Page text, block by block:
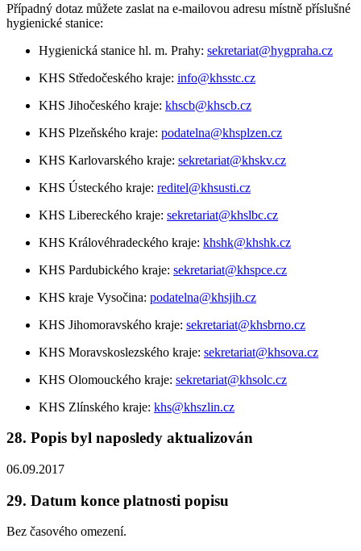
Případný dotaz můžete zaslat na e-mailovou adresu místně příslušné
hygienické stanice:
Hygienická stanice hl. m. Prahy: sekretariat@hygpraha.cz
KHS Středočeského kraje: info@khsstc.cz
KHS Jihočeského kraje: khscb@khscb.cz
KHS Plzeňského kraje: podatelna@khsplzen.cz
KHS Karlovarského kraje: sekretariat@khskv.cz
KHS Ústeckého kraje: reditel@khsusti.cz
KHS Libereckého kraje: sekretariat@khslbc.cz
KHS Královéhradeckého kraje: khshk@khshk.cz
KHS Pardubického kraje: sekretariat@khspce.cz
KHS kraje Vysočina: podatelna@khsjih.cz
KHS Jihomoravského kraje: sekretariat@khsbrno.cz
KHS Moravskoslezského kraje: sekretariat@khsova.cz
KHS Olomouckého kraje: sekretariat@khsolc.cz
KHS Zlínského kraje: khs@khszlin.cz
28. Popis byl naposledy aktualizován
06.09.2017
29. Datum konce platnosti popisu
Bez časového omezení.